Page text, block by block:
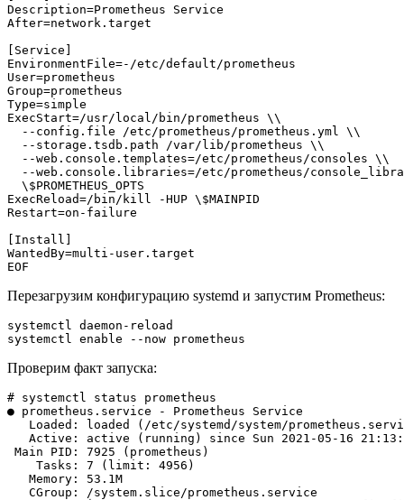
Description=Prometheus Service
After=network.target
[Service]
EnvironmentFile=-/etc/default/prometheus
User=prometheus
Group=prometheus
Type=simple
ExecStart=/usr/local/bin/prometheus \\
  --config.file /etc/prometheus/prometheus.yml \\
  --storage.tsdb.path /var/lib/prometheus \\
  --web.console.templates=/etc/prometheus/consoles \\
--web.console.libraries=/etc/prometheus/
  \$PROMETHEUS_OPTS
ExecReload=/bin/kill -HUP \$MAINPID
Restart=on-failure
[Install]
WantedBy=multi-user.target
Перезагрузим конфигурацию systemd и запустим Prometheus:
systemctl daemon-reload
Проверим факт запуска:
# systemctl status prometheus
● prometheus.service - Prometheus Service
Loaded: loaded (/etc/systemd/system/
Active: active (running) since Sun 2021-05-16
Main PID: 7925 (prometheus)
    Tasks: 7 (limit: 4956)
   Memory: 53.1M
   CGroup: /system.slice/prometheus.service